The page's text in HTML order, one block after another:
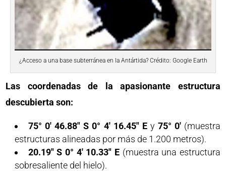
¿Acceso a una base subterránea en la Antártida? Crédito: Google Earth
Las coordenadas de la apasionante estructura
descubierta son:
75° 0′ 46.88″ S 0° 4′ 16.45″ Ey 75° 0′ (muestra
estructuras alineadas por más de 1.200 metros).
20.19″ S 0° 4′ 10.33″ E (muestra una estructura
sobresaliente del hielo).